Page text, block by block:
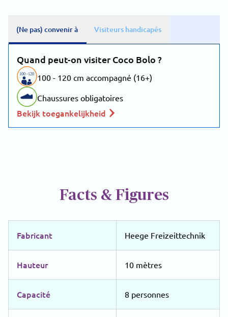
(Ne pas) convenir à Visiteurs handicapés
Quand peut-on visiter Coco Bolo ?
100 -120
100 - 120 cm accompagné (16+)
Chaussures obligatoires
Bekijk toegankelijkheid
Facts & Figures
Fabricant Heege Freizeittechnik
Hauteur 10 mètres
Capacité 8 personnes